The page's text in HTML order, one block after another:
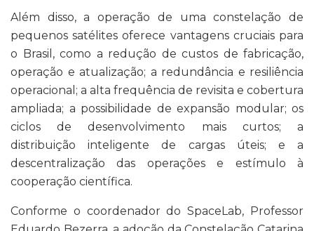
Além disso, a operação de uma constelação de
pequenos satélites oferece vantagens cruciais para
o Brasil, como a redução de custos de fabricação,
operação e atualização; a redundância e resiliência
operacional; a alta frequência de revisita e cobertura
ampliada; a possibilidade de expansão modular; os
ciclos de desenvolvimento mais curtos; a
distribuição inteligente de cargas úteis; e a
descentralização das operações e estímulo à
cooperação científica.
Conforme o coordenador do SpaceLab, Professor